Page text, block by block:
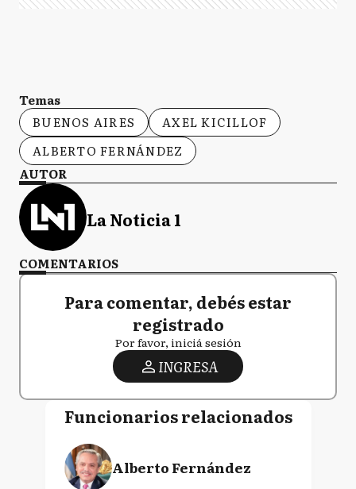
Temas
BUENOS AIRES
AXEL KICILLOF
ALBERTO FERNÁNDEZ
AUTOR
La Noticia 1
COMENTARIOS
Para comentar, debés estar
registrado
Por favor, iniciá sesión
INGRESA
Funcionarios relacionados
Alberto Fernández